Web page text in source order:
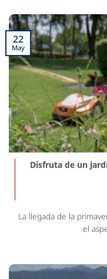
Disfruta de un
La llegada de la
el
22
May